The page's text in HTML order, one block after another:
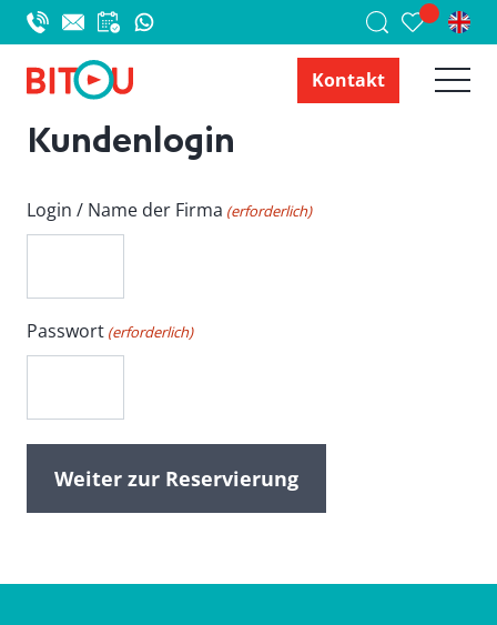
Kontakt
Kundenlogin
Login / Name der Firma (erforderlich)
Passwort (erforderlich)